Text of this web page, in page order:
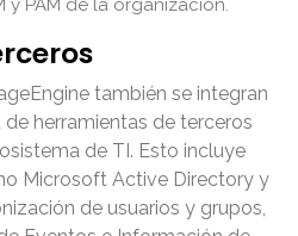
y PAM de la organización.
también se integran
herramientas de terceros
de TI. Esto incluye
Microsoft Active Directory y
de usuarios y grupos,